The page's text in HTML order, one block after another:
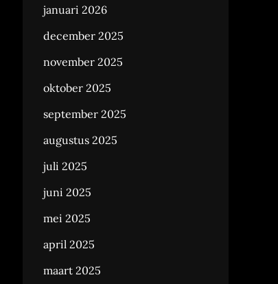
januari 2026
december 2025
november 2025
oktober 2025
september 2025
augustus 2025
juli 2025
juni 2025
mei 2025
april 2025
maart 2025